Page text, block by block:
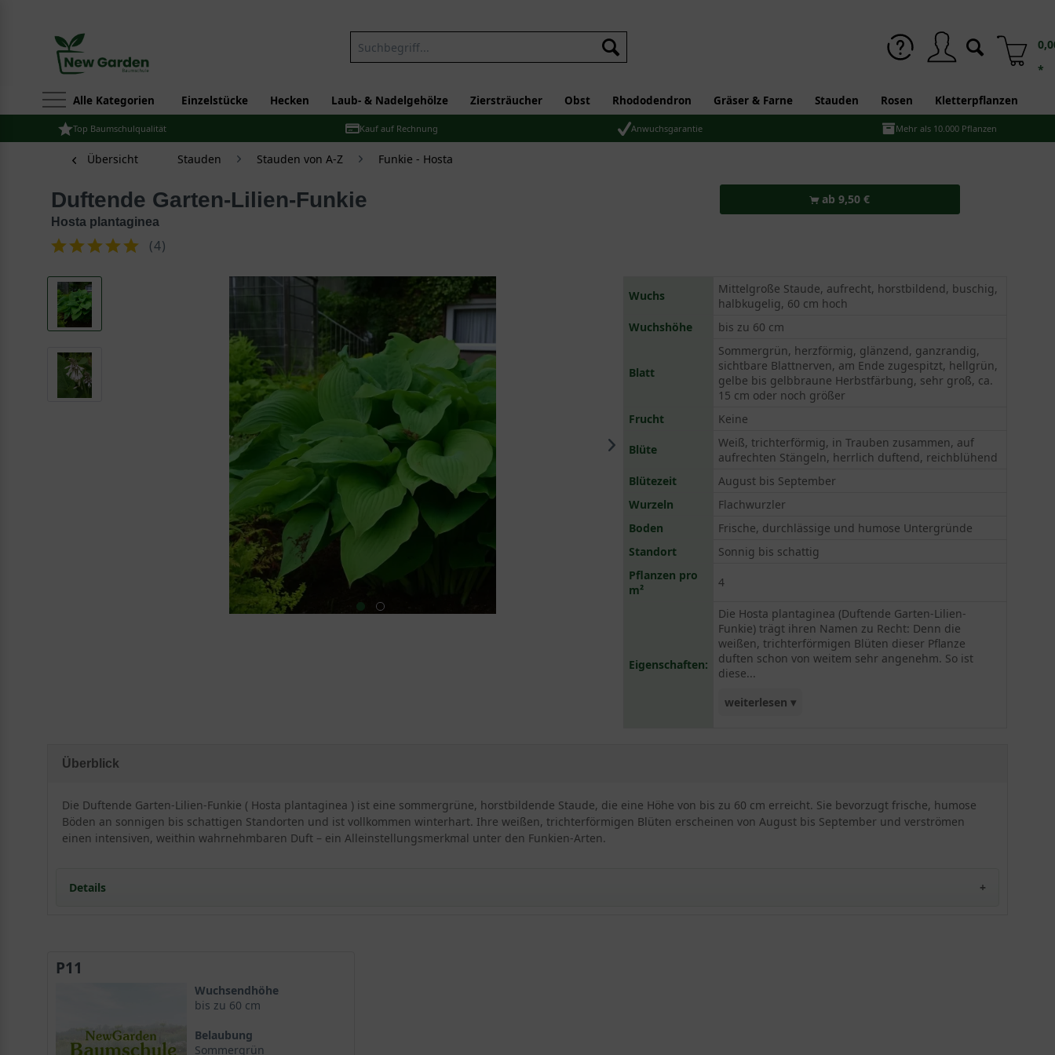
*
Alle Kategorien Einzelstücke Hecken Laub- & Nadelgehölze Ziersträucher Obst Rhododendron Gräser & Farne Stauden Rosen Kletterpflanzen
Top Baumschulqualität Kauf auf Rechnung Anwuchsgarantie Mehr als 10.000 Pflanzen
Übersicht Stauden Stauden von A-Z Funkie - Hosta
Duftende Garten-Lilien-Funkie
Hosta plantaginea
(4)
ab 9,50 €
Wuchs
Mittelgroße Staude, aufrecht, horstbildend, buschig,
halbkugelig, 60 cm hoch
Wuchshöhe
bis zu 60 cm
Blatt
Sommergrün, herzförmig, glänzend, ganzrandig,
sichtbare Blattnerven, am Ende zugespitzt, hellgrün,
gelbe bis gelbbraune Herbstfärbung, sehr groß, ca.
15 cm oder noch größer
Frucht
Keine
Blüte
Weiß, trichterförmig, in Trauben zusammen, auf
aufrechten Stängeln, herrlich duftend, reichblühend
Blütezeit
August bis September
Wurzeln
Flachwurzler
Boden
Frische, durchlässige und humose Untergründe
Standort
Sonnig bis schattig
Pflanzen pro
m²
4
Eigenschaften:
Die Hosta plantaginea (Duftende Garten-Lilien-
Funkie) trägt ihren Namen zu Recht: Denn die
weißen, trichterförmigen Blüten dieser Pflanze
duften schon von weitem sehr angenehm. So ist
diese...
weiterlesen ▾
oder im Steingarten - die Duftende Garten-Lilien-
Funkie wird Ihren Garten definitiv bereichern!
Insgesamt erweist sich dieses Schmuckstück als
Überblick
Die Duftende Garten-Lilien-Funkie ( Hosta plantaginea ) ist eine sommergrüne, horstbildende Staude, die eine Höhe von bis zu 60 cm erreicht. Sie bevorzugt frische, humose
Böden an sonnigen bis schattigen Standorten und ist vollkommen winterhart. Ihre weißen, trichterförmigen Blüten erscheinen von August bis September und verströmen
einen intensiven, weithin wahrnehmbaren Duft – ein Alleinstellungsmerkmal unter den Funkien-Arten.
Details
Wuchs und Erscheinungsbild
Ideale Lichtverhältnisse für die Duftende Garten-Lilien-Funkie
Blüte und Blattwerk der Hosta plantaginea
P11
Wuchsendhöhe
bis zu 60 cm
Belaubung
Sommergrün